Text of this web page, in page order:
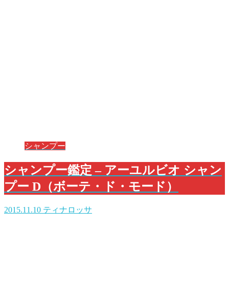
シャンプー
シャンプー鑑定 – アーユルビオ シャン
プー D（ボーテ・ド・モード）
2015.11.10 ティナロッサ